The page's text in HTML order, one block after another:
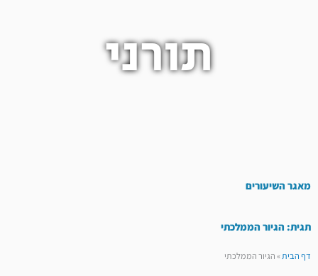
תורני
מאגר השיעורים
תגית: הגיור הממלכתי
דף הבית»הגיור הממלכתי